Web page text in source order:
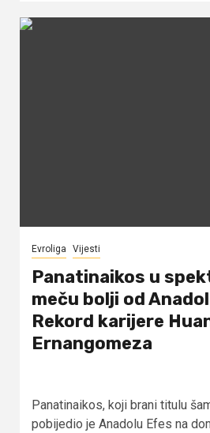
Evroliga Vijesti
Panatinaikos u
meču bolji od
Rekord karijere
Ernangomeza
Panatinaikos, koji brani titulu
pobijedio je Anadolu Efes na